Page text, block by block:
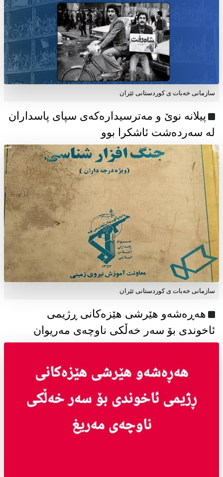
سازمانی خەبات ی كوردستانی ئێران
پیلانە نوێ و مەترسیدارەکەی سپای پاسداران
لە سەردەشت ئاشکرا بوو
سازمانی خەبات ی كوردستانی ئێران
هەڕەشەو هێرشی هێزەکانی ڕژیمی
ئاخوندی بۆ سەر خەڵکی ناوچەی مەریوان